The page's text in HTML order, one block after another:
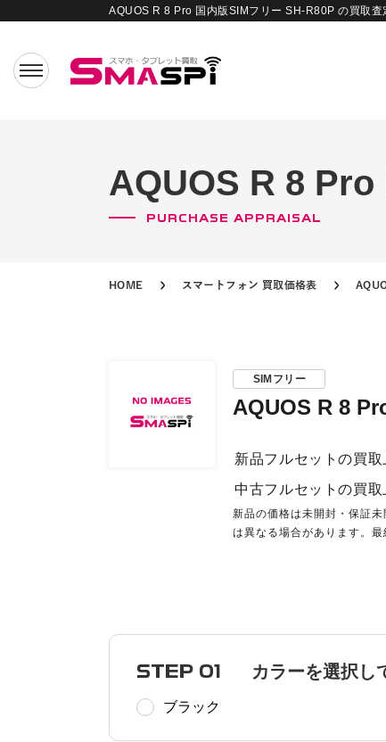
AQUOS R 8 Pro 国内版SIMフリー SH-R80P の買取査
AQUOS R 8 Pro
PURCHASE APPRAISAL
HOME スマートフォン 買取価格表
SIMフリー
AQUOS R 8
新品フルセットの買取
中古フルセットの買取
新品の価格は未開封・保証
は異なる場合があります。
STEP 01 カラーを選択し
ブラック